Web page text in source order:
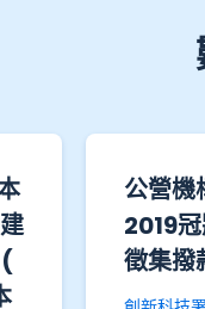
公營機
2019
徵集撥